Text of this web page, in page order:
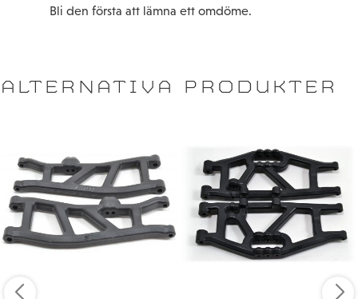
Bli den första att lämna ett omdöme.
ALTERNATIVA PRODUKTER